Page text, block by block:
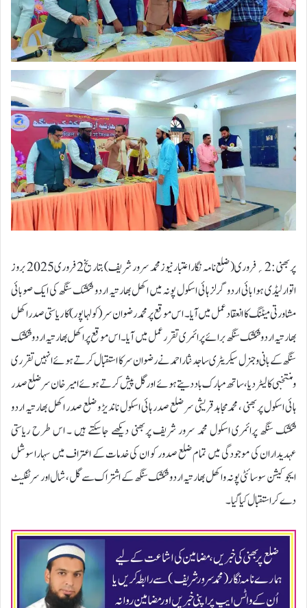
پربھنی:2؍فروری( ضلع نامہ نگار اعتبار نیوز محمد سرور شریف ) بتاریخ 2 فروری 2025 بروز
اتوار لیڈی ہوا بائی اردو گرلز ہائی اسکول پونہ میں اکھل بھارتیہ اردو شکشک سنگھ کی ایک صوبائی
مشاورتی میٹنگ کا انعقاد عمل میں آیا ۔ اس موقع پر محمد رضوان سر ( کولہا پور ) کا ریاستی صدر اکھل
بھارتیہ اردو شکشک سنگھ برائے پرائمری تقرر عمل میں آیا ۔اس موقع پر اکھل بھارتیہ اردو شکشک
سنگھ کے بانی و جنرل سیکریٹری ساجد نثار احمد نے رضوان سر کا استقبال کرتے ہوئے انہیں تقرری
و منتخبی کا لیٹر دیا ،ساتھ مبارک باد دیتے ہوئے اور گل پیش کرتے ہوئےامیر خان سر ضلع صدر
ہائی اسکول پربھنی ، محمدمجاہد قریشی سر ضلع صدر ہائی اسکول ناندیڑ و ضلع صدر اکھل بھارتیہ اردو
شکشک سنگھ پرائمری اسکول محمد سرور شریف پربھنی دیکھے جاسکتے ہیں ۔ اس طرح ریاستی
عہدیداران کی موجودگی میں تمام ضلع صدور کو ان کی خدمات کے اعتراف میں سہارا سوشل
ایجوکیشن سوسائٹی پونہ و اکھل بھارتیہ اردو شکشک سنگھ کے اشتراک سے گل ، شال اور سرٹفکیٹ
دے کر استقبال کیا گیا۔